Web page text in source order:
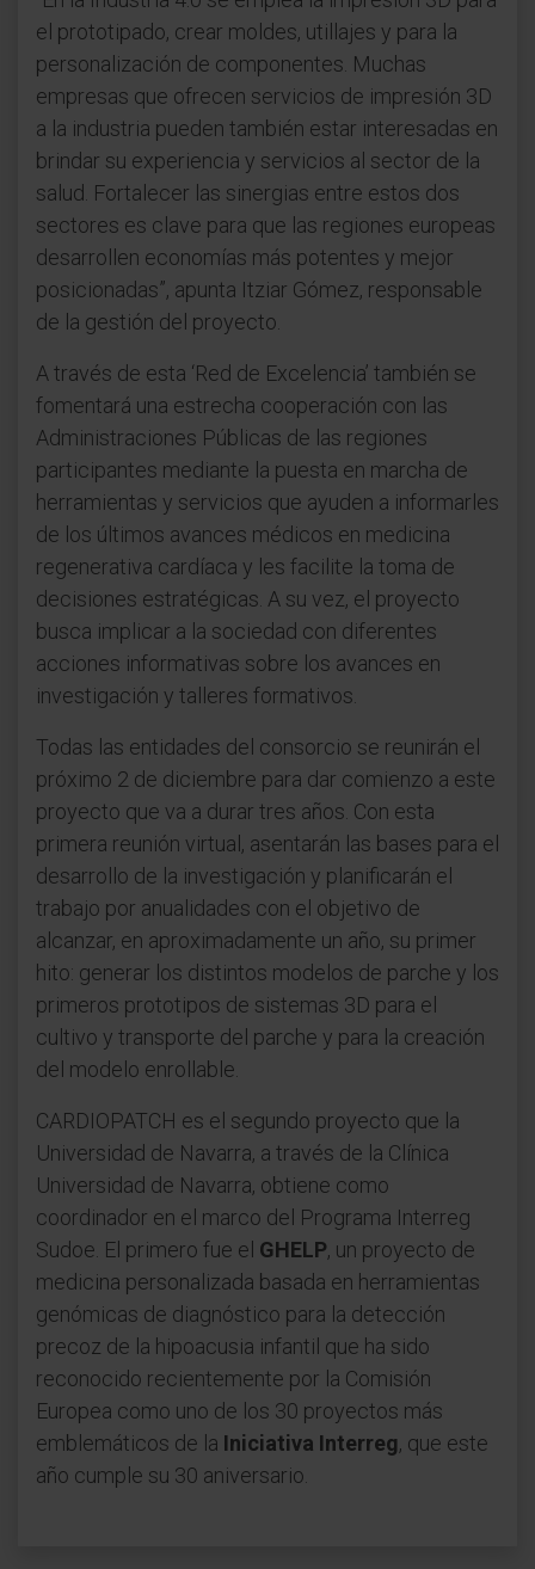
el prototipado, crear moldes, utillajes y para la
personalización de componentes. Muchas
empresas que ofrecen servicios de impresión 3D
a la industria pueden también estar interesadas en
brindar su experiencia y servicios al sector de la
salud. Fortalecer las sinergias entre estos dos
sectores es clave para que las regiones europeas
desarrollen economías más potentes y mejor
posicionadas”, apunta Itziar Gómez, responsable
de la gestión del proyecto.
A través de esta ‘Red de Excelencia’ también se
fomentará una estrecha cooperación con las
Administraciones Públicas de las regiones
participantes mediante la puesta en marcha de
herramientas y servicios que ayuden a informarles
de los últimos avances médicos en medicina
regenerativa cardíaca y les facilite la toma de
decisiones estratégicas. A su vez, el proyecto
busca implicar a la sociedad con diferentes
acciones informativas sobre los avances en
investigación y talleres formativos.
Todas las entidades del consorcio se reunirán el
próximo 2 de diciembre para dar comienzo a este
proyecto que va a durar tres años. Con esta
primera reunión virtual, asentarán las bases para el
desarrollo de la investigación y planificarán el
trabajo por anualidades con el objetivo de
alcanzar, en aproximadamente un año, su primer
hito: generar los distintos modelos de parche y los
primeros prototipos de sistemas 3D para el
cultivo y transporte del parche y para la creación
del modelo enrollable.
CARDIOPATCH es el segundo proyecto que la
Universidad de Navarra, a través de la Clínica
Universidad de Navarra, obtiene como
coordinador en el marco del Programa Interreg
Sudoe. El primero fue el GHELP, un proyecto de
medicina personalizada basada en herramientas
genómicas de diagnóstico para la detección
precoz de la hipoacusia infantil que ha sido
reconocido recientemente por la Comisión
Europea como uno de los 30 proyectos más
emblemáticos de la Iniciativa Interreg, que este
año cumple su 30 aniversario.